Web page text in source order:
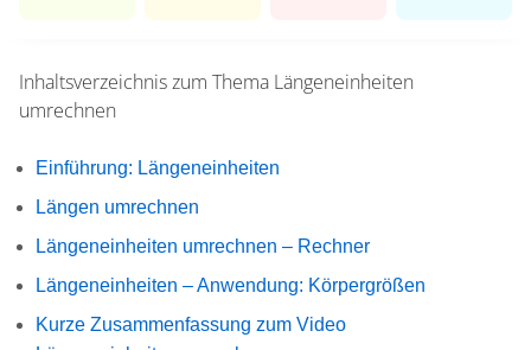
Inhaltsverzeichnis zum Thema Längeneinheiten
umrechnen
Einführung: Längeneinheiten
Längen umrechnen
Längeneinheiten umrechnen – Rechner
Längeneinheiten – Anwendung: Körpergrößen
Kurze Zusammenfassung zum Video